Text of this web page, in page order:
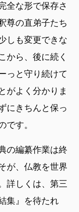
全な形で保存さ
尊の直弟子たち
しも変更できな
から、後に続く
っと守り続けて
がよく分かりま
にきちんと保っ
です。
の編纂作業は終
が、仏教を世界
詳しくは、第三
集』を待たれ